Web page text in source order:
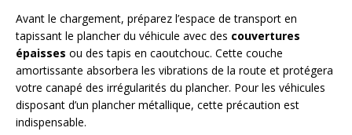
Avant le chargement, préparez l’espace de transport en
tapissant le plancher du véhicule avec des couvertures
épaisses ou des tapis en caoutchouc. Cette couche
amortissante absorbera les vibrations de la route et protégera
votre canapé des irrégularités du plancher. Pour les véhicules
disposant d’un plancher métallique, cette précaution est
indispensable.